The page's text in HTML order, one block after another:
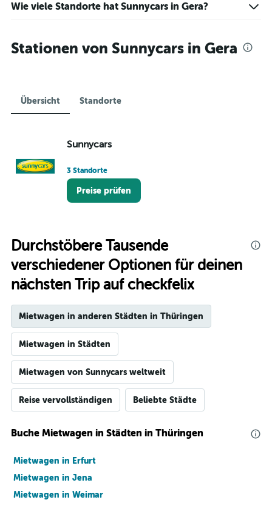
Wie viele Standorte hat Sunnycars in Gera?
Stationen von Sunnycars in Gera
Übersicht Standorte
Sunnycars
3 Standorte
Preise prüfen
Durchstöbere Tausende
verschiedener Optionen für deinen
nächsten Trip auf checkfelix
Mietwagen in anderen Städten in Thüringen
Mietwagen in Städten
Mietwagen von Sunnycars weltweit
Reise vervollständigen Beliebte Städte
Buche Mietwagen in Städten in Thüringen
Mietwagen in Erfurt
Mietwagen in Jena
Mietwagen in Weimar